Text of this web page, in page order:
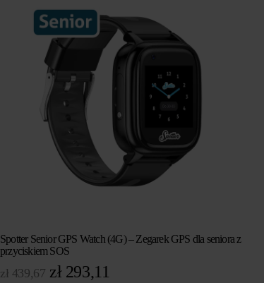
zł 543,96.zł 419,02.
Spotter Senior GPS Watch (4G) – Zegarek GPS dla seniora z
przyciskiem SOS
zł 439,67 Pierwotna
zł293,11